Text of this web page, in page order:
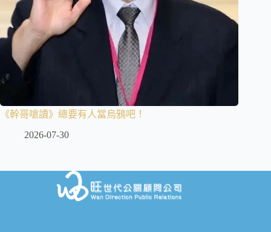
《幹哥嗆讀》總要有人當烏鴉吧！
2026-07-30